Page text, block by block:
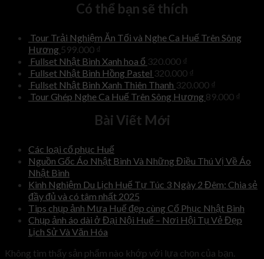
Có thể bạn sẽ thích
Tour Trải Nghiệm Ăn Tối và Nghe Ca Huế Trên Sông
Hương 599.000 ₫
Fullset Nhật Bình Xanh hoa ổ 320.000 ₫
Fullset Nhật Bình Hồng Pastel 320.000 ₫
Fullset Nhật Bình Xanh Thiên Thanh 320.000 ₫
Tour Ghép Nghe Ca Huế Trên Sông Hương 89.000 ₫
Bài Viết Mới
Các loại cổ phục Huế
Nguồn Gốc Áo Nhật Bình Và Những Điều Thú Vị Về Áo
Nhật Bình
Kinh Nghiệm Du Lịch Huế Tự Túc 3 Ngày 2 Đêm: Chia sẻ
đầy đủ và có tâm nhất 2025
Tips chụp ảnh Mưa Huế đẹp cùng Cổ Phục Nhật Bình
Chụp ảnh áo dài ở Đại Nội Huế – Nơi Hội Tụ Vẻ Đẹp
Lịch Sử Và Văn Hóa
Không tìm thấy sản phẩm nào khớp với lựa chọn của bạn.